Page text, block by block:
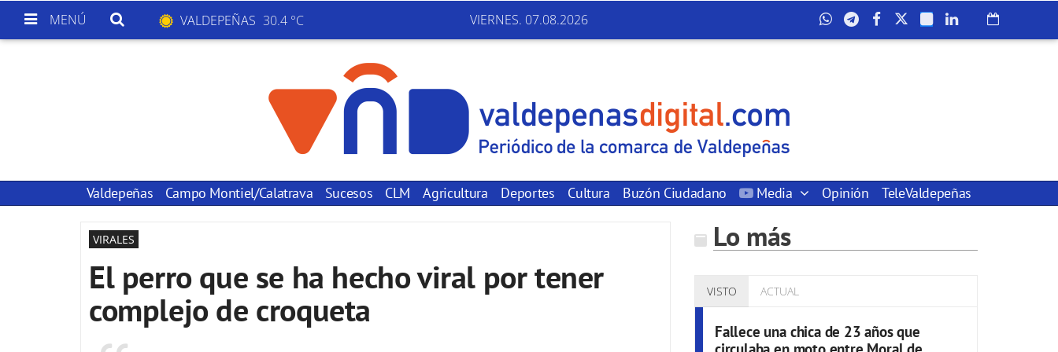
MENÚ VALDEPEÑAS 30.4 °C VIERNES. 07.08.2026
Valdepeñas Campo Montiel/Calatrava Sucesos CLM Agricultura Deportes Cultura Buzón Ciudadano Media Opinión TeleValdepeñas
VIRALES
El perro que se ha hecho viral por tener
complejo de croqueta
Lo más
VISTO ACTUAL
Fallece una chica de 23 años que